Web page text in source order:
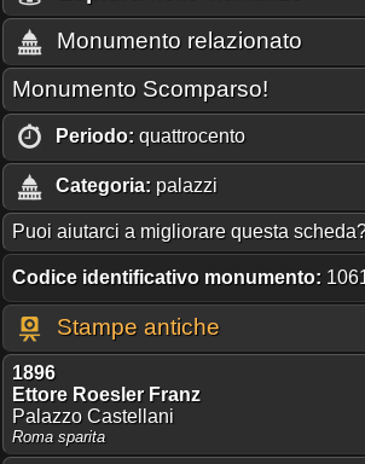
Monumento relazionato
Monumento Scomparso!
Periodo: quattrocento
Categoria: palazzi
Puoi aiutarci a migliorare questa
Codice identificativo monumento:
Stampe antiche
1896
Ettore Roesler Franz
Palazzo Castellani
Roma sparita